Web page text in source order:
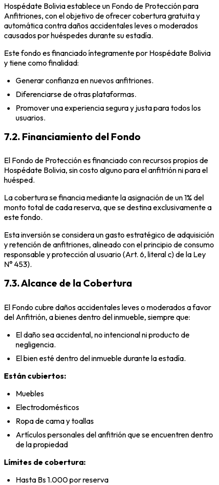
Hospédate Bolivia establece un Fondo de Protección para
Anfitriones, con el objetivo de ofrecer cobertura gratuita y
automática contra daños accidentales leves o moderados
causados por huéspedes durante su estadía.
Este fondo es financiado íntegramente por Hospédate Bolivia
y tiene como finalidad:
Generar confianza en nuevos anfitriones.
Diferenciarse de otras plataformas.
Promover una experiencia segura y justa para todos los
usuarios.
7.2. Financiamiento del Fondo
El Fondo de Protección es financiado con recursos propios de
Hospédate Bolivia, sin costo alguno para el anfitrión ni para el
huésped.
La cobertura se financia mediante la asignación de un 1% del
monto total de cada reserva, que se destina exclusivamente a
este fondo.
Esta inversión se considera un gasto estratégico de adquisición
y retención de anfitriones, alineado con el principio de consumo
responsable y protección al usuario (Art. 6, literal c) de la Ley
N° 453).
7.3. Alcance de la Cobertura
El Fondo cubre daños accidentales leves o moderados a favor
del Anfitrión, a bienes dentro del inmueble, siempre que:
El daño sea accidental, no intencional ni producto de
negligencia.
El bien esté dentro del inmueble durante la estadía.
Están cubiertos:
Muebles
Electrodomésticos
Ropa de cama y toallas
Artículos personales del anfitrión que se encuentren dentro
de la propiedad
Límites de cobertura:
Hasta Bs 1.000 por reserva